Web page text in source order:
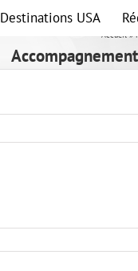
Destinations USA
Accueil »